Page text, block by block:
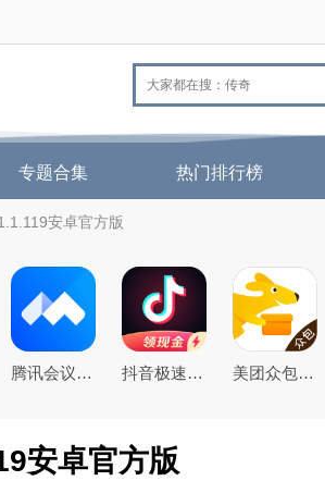
专题合集 热门排行榜
安卓官方版
腾讯会议app下载安装2026年官方免费版 抖音极速版免费下载2026最新版 美团众包app
安卓官方版